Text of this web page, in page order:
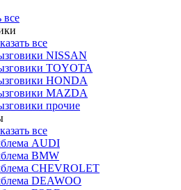
все
все
NISSAN
TOYOTA
HONDA
MAZDA
прочие
все
AUDI
BMW
CHEVROLET
DEAWOO